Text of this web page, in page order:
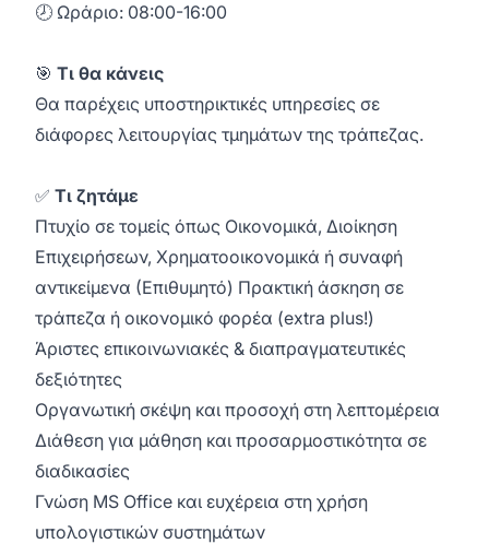
🕗 Ωράριο: 08:00-16:00
🎯 Τι θα κάνεις
Θα παρέχεις υποστηρικτικές υπηρεσίες σε
διάφορες λειτουργίας τμημάτων της τράπεζας.
✅ Τι ζητάμε
Πτυχίο σε τομείς όπως Οικονομικά, Διοίκηση
Επιχειρήσεων, Χρηματοοικονομικά ή συναφή
αντικείμενα (Επιθυμητό) Πρακτική άσκηση σε
τράπεζα ή οικονομικό φορέα (extra plus!)
Άριστες επικοινωνιακές & διαπραγματευτικές
δεξιότητες
Οργανωτική σκέψη και προσοχή στη λεπτομέρεια
Διάθεση για μάθηση και προσαρμοστικότητα σε
διαδικασίες
Γνώση MS Office και ευχέρεια στη χρήση
υπολογιστικών συστημάτων